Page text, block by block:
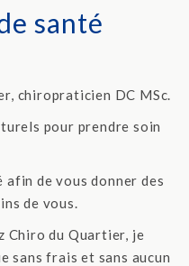
santé
chiropraticien DC MSc.
pour prendre soin
de vous donner des
de vous.
Chiro du Quartier, je
sans frais et sans aucun